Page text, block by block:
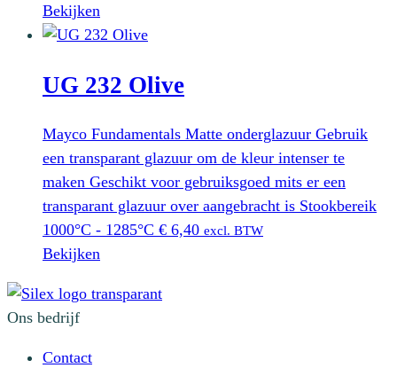
Bekijken
UG 232 Olive
Mayco Fundamentals Matte onderglazuur Gebruik
een transparant glazuur om de kleur intenser te
maken Geschikt voor gebruiksgoed mits er een
transparant glazuur over aangebracht is Stookbereik
1000°C - 1285°C € 6,40 excl. BTW
Bekijken
Ons bedrijf
Contact